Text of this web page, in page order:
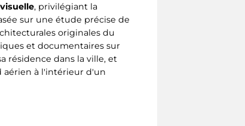
, privilégiant la
sur une étude précise de
originales du
et documentaires sur
résidence dans la ville, et
aérien à l'intérieur d'un